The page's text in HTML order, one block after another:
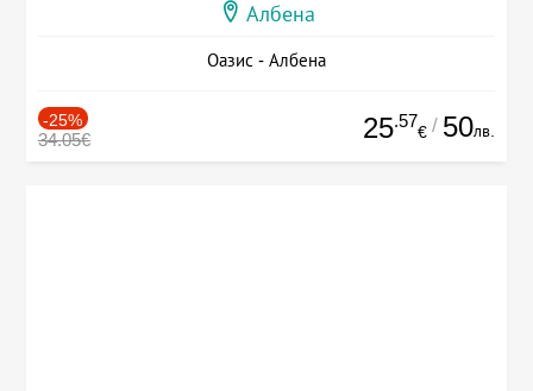
Албена
Оазис - Албена
-25%
34.05€ 25.57
€ / 50лв.